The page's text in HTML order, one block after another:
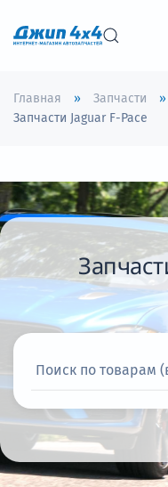
Перейти к
Главная Запчасти
Запчасти Jaguar F-Pace